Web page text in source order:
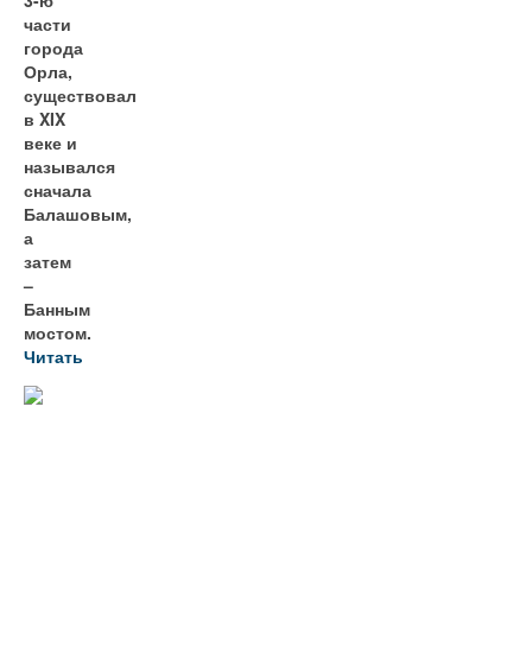
части
города
Орла,
существовал
в XIX
веке и
назывался
сначала
Балашовым,
а
затем
–
Банным
мостом.
Читать